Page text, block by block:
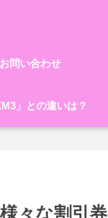
問い合わせ
」との違いは？
々な割引券